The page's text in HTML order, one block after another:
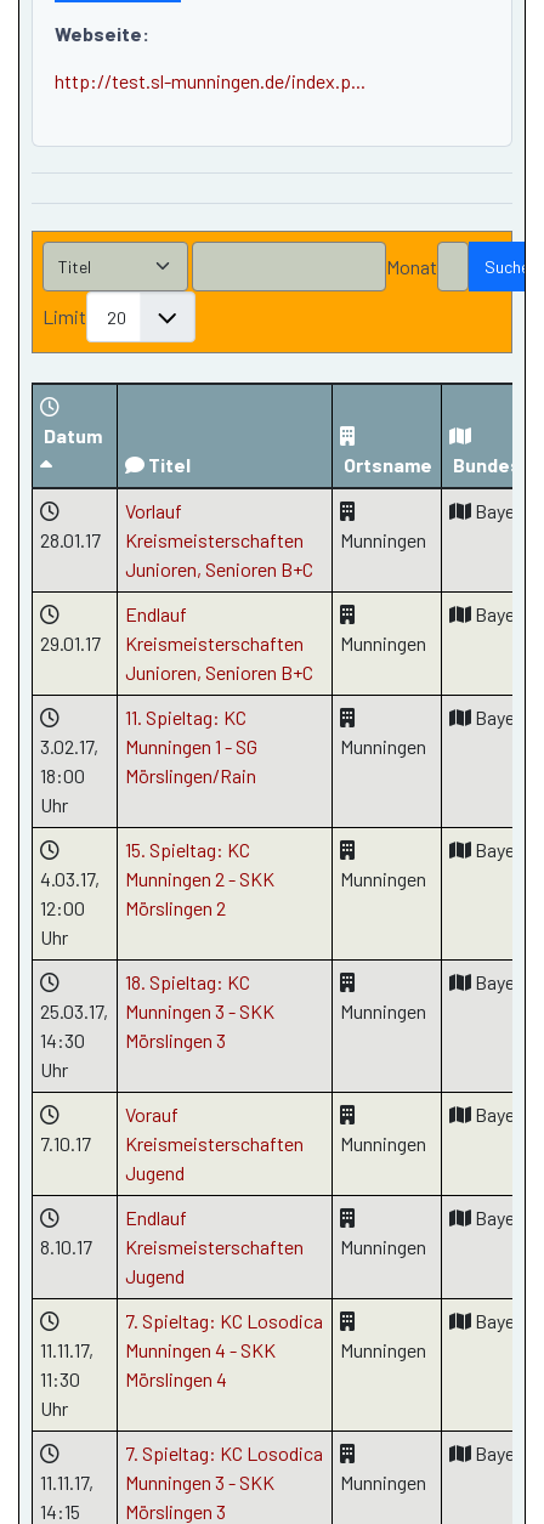
Webseite:
http://test.sl-munningen.de/index.p...
Monat Suchen
Limit
Datum
Titel
Ortsname
28.01.17
Vorlauf
Kreismeisterschaften
Junioren, Senioren B+C
Munningen
Bayern
29.01.17
Endlauf
Kreismeisterschaften
Junioren, Senioren B+C
Munningen
Bayern
3.02.17,
18:00
Uhr
11. Spieltag: KC
Munningen 1 - SG
Mörslingen/Rain
Munningen
Bayern
4.03.17,
12:00
Uhr
15. Spieltag: KC
Munningen 2 - SKK
Mörslingen 2
Munningen
Bayern
25.03.17,
14:30
Uhr
18. Spieltag: KC
Munningen 3 - SKK
Mörslingen 3
Munningen
Bayern
7.10.17
Vorauf
Kreismeisterschaften
Jugend
Munningen
Bayern
8.10.17
Endlauf
Kreismeisterschaften
Jugend
Munningen
Bayern
11.11.17,
11:30
Uhr
7. Spieltag: KC Losodica
Munningen 4 - SKK
Mörslingen 4
Munningen
Bayern
11.11.17,
14:15
7. Spieltag: KC Losodica
Munningen 3 - SKK
Mörslingen 3
Munningen
Bayern